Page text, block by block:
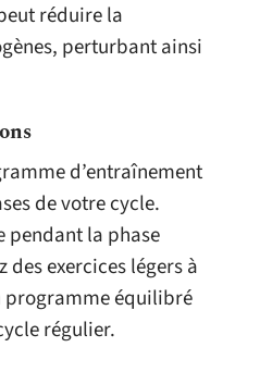
réduire la
perturbant ainsi
d’entraînement
de votre cycle.
pendant la phase
exercices légers à
programme équilibré
régulier.